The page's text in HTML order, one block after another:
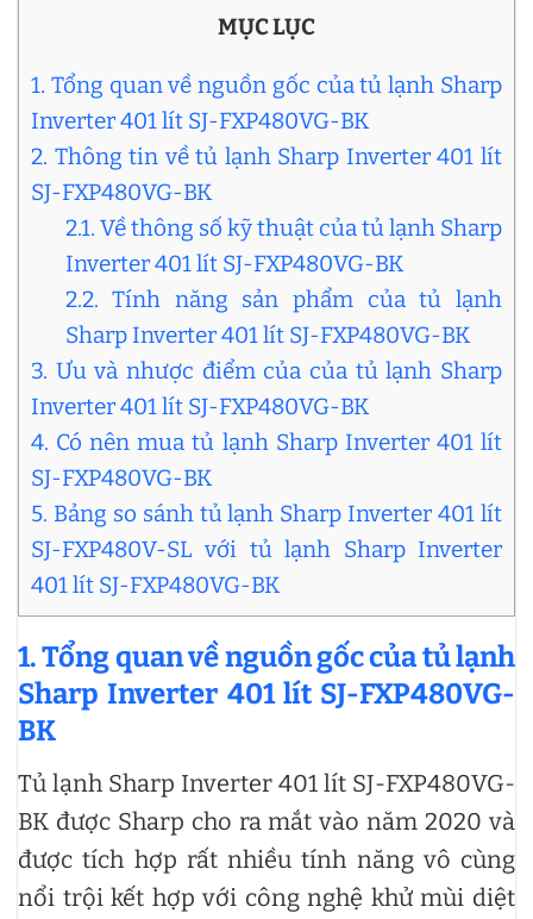
MỤC LỤC
1. Tổng quan về nguồn gốc của tủ lạnh Sharp
Inverter 401 lít SJ-FXP480VG-BK
2. Thông tin về tủ lạnh Sharp Inverter 401 lít
SJ-FXP480VG-BK
2.1. Về thông số kỹ thuật của tủ lạnh Sharp
Inverter 401 lít SJ-FXP480VG-BK
2.2. Tính năng sản phẩm của tủ lạnh
Sharp Inverter 401 lít SJ-FXP480VG-BK
3. Ưu và nhược điểm của của tủ lạnh Sharp
Inverter 401 lít SJ-FXP480VG-BK
4. Có nên mua tủ lạnh Sharp Inverter 401 lít
SJ-FXP480VG-BK
5. Bảng so sánh tủ lạnh Sharp Inverter 401 lít
SJ-FXP480V-SL với tủ lạnh Sharp Inverter
401 lít SJ-FXP480VG-BK
1. Tổng quan về nguồn gốc của tủ lạnh
Sharp Inverter 401 lít SJ-FXP480VG-
BK
Tủ lạnh Sharp Inverter 401 lít SJ-FXP480VG-
BK được Sharp cho ra mắt vào năm 2020 và
được tích hợp rất nhiều tính năng vô cùng
nổi trội kết hợp với công nghệ khử mùi diệt